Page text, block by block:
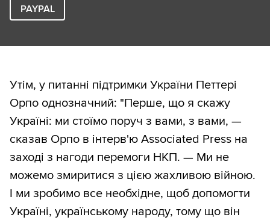
PAYPAL
Утім, у питанні підтримки України Петтері
Орпо однозначний: "Перше, що я скажу
Україні: ми стоїмо поруч з вами, з вами, —
сказав Орпо в інтерв'ю Associated Press на
заході з нагоди перемоги НКП. — Ми не
можемо змиритися з цією жахливою війною.
І ми зробимо все необхідне, щоб допомогти
Україні, українському народу, тому що він